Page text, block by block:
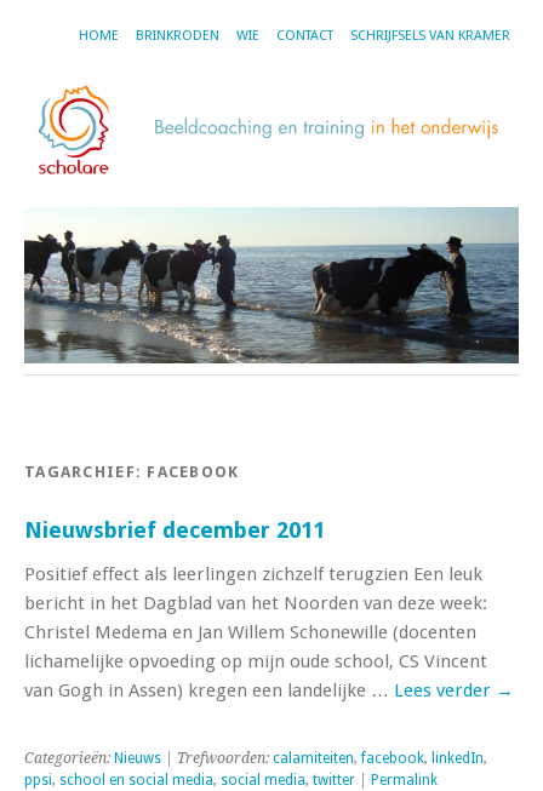
HOME BRINKRODEN WIE CONTACT SCHRIJFSELS VAN KRAMER
TAGARCHIEF: FACEBOOK
Nieuwsbrief december 2011
Positief effect als leerlingen zichzelf terugzien Een leuk
bericht in het Dagblad van het Noorden van deze week:
Christel Medema en Jan Willem Schonewille (docenten
lichamelijke opvoeding op mijn oude school, CS Vincent
van Gogh in Assen) kregen een landelijke … Lees verder →
Categorieën: Nieuws | Trefwoorden: calamiteiten,facebook, linkedIn,
ppsi, school en social media, social media, twitter Permalink